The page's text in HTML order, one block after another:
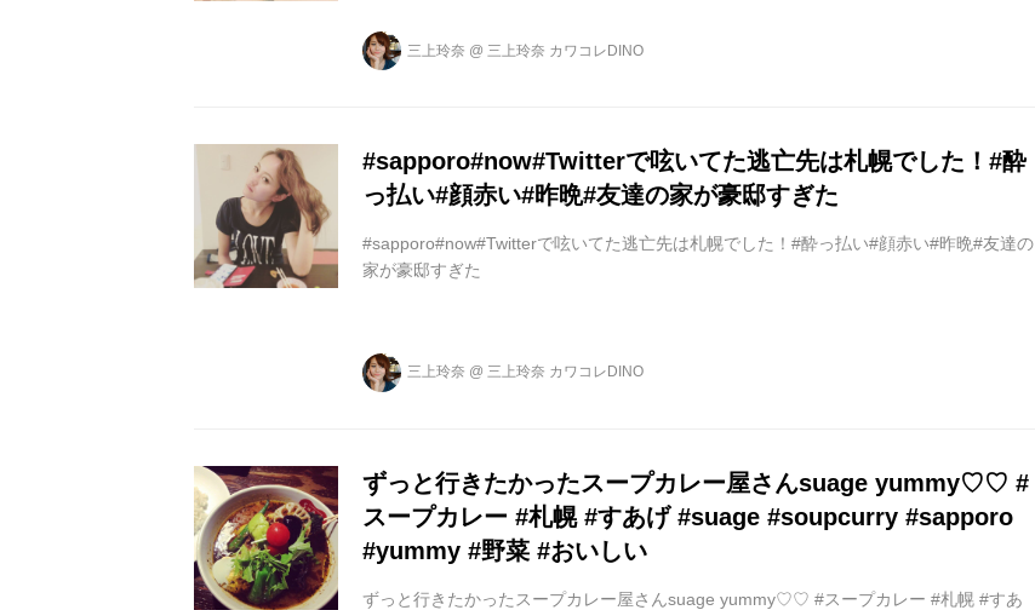
三上玲奈 @ 三上玲奈 カワコレDINO
#sapporo#now#Twitterで呟いてた逃亡先は札幌でした！#酔
っ払い#顔赤い#昨晩#友達の家が豪邸すぎた
#sapporo#now#Twitterで呟いてた逃亡先は札幌でした！#酔っ払い#顔赤い#昨晩#友達の
家が豪邸すぎた
三上玲奈 @ 三上玲奈 カワコレDINO
ずっと行きたかったスープカレー屋さんsuage yummy♡♡ #
スープカレー #札幌 #すあげ #suage #soupcurry #sapporo
#yummy #野菜 #おいしい
ずっと行きたかったスープカレー屋さんsuage yummy♡♡ #スープカレー #札幌 #すあ